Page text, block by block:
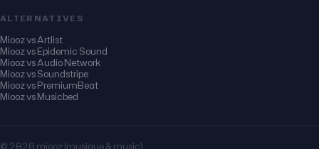
ALTERNATIVES
Miooz vs Artlist
Miooz vs Epidemic Sound
Miooz vs Audio Network
Miooz vs Soundstripe
Miooz vs PremiumBeat
Miooz vs Musicbed
© 2026 miooz (musique & music)